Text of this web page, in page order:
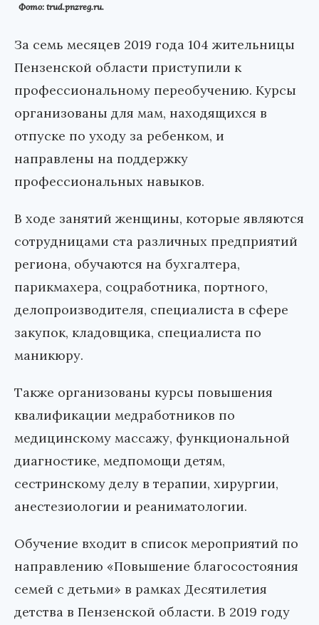
Фото: trud.pnzreg.ru.
За семь месяцев 2019 года 104 жительницы
Пензенской области приступили к
профессиональному переобучению. Курсы
организованы для мам, находящихся в
отпуске по уходу за ребенком, и
направлены на поддержку
профессиональных навыков.
В ходе занятий женщины, которые являются
сотрудницами ста различных предприятий
региона, обучаются на бухгалтера,
парикмахера, соцработника, портного,
делопроизводителя, специалиста в сфере
закупок, кладовщика, специалиста по
маникюру.
Также организованы курсы повышения
квалификации медработников по
медицинскому массажу, функциональной
диагностике, медпомощи детям,
сестринскому делу в терапии, хирургии,
анестезиологии и реаниматологии.
Обучение входит в список мероприятий по
направлению «Повышение благосостояния
семей с детьми» в рамках Десятилетия
детства в Пензенской области. В 2019 году